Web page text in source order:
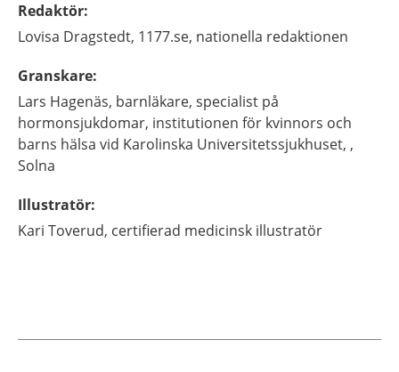
Redaktör:
Lovisa Dragstedt, 1177.se, nationella redaktionen
Granskare:
Lars Hagenäs, barnläkare, specialist på
hormonsjukdomar, institutionen för kvinnors och
barns hälsa vid Karolinska Universitetssjukhuset, ,
Solna
Illustratör:
Kari Toverud, certifierad medicinsk illustratör